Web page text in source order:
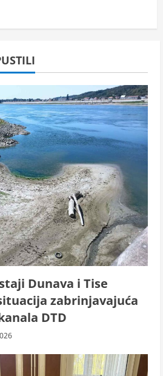
Dunava i Tise
zabrinjavajuća
DTD